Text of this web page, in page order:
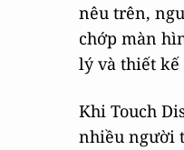
nêu trên,
chớp màn
lý và thiết kế
Khi Touch
nhiều người